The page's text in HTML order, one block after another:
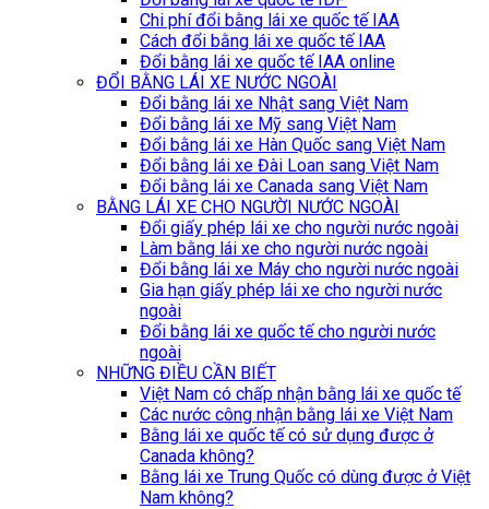
Chi phí đổi bằng lái xe quốc tế IAA
Cách đổi bằng lái xe quốc tế IAA
Đổi bằng lái xe quốc tế IAA online
ĐỔI BẰNG LÁI XE NƯỚC NGOÀI
Đổi bằng lái xe Nhật sang Việt Nam
Đổi bằng lái xe Mỹ sang Việt Nam
Đổi bằng lái xe Hàn Quốc sang Việt Nam
Đổi bằng lái xe Đài Loan sang Việt Nam
Đổi bằng lái xe Canada sang Việt Nam
BẰNG LÁI XE CHO NGƯỜI NƯỚC NGOÀI
Đổi giấy phép lái xe cho người nước ngoài
Làm bằng lái xe cho người nước ngoài
Đổi bằng lái xe Máy cho người nước ngoài
Gia hạn giấy phép lái xe cho người nước
ngoài
Đổi bằng lái xe quốc tế cho người nước
ngoài
NHỮNG ĐIỀU CẦN BIẾT
Việt Nam có chấp nhận bằng lái xe quốc tế
Các nước công nhận bằng lái xe Việt Nam
Bằng lái xe quốc tế có sử dụng được ở
Canada không?
Bằng lái xe Trung Quốc có dùng được ở Việt
Nam không?